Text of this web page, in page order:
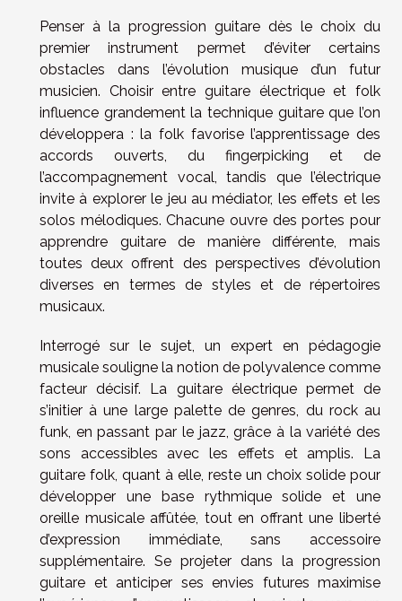
Penser à la progression guitare dès le choix du
premier instrument permet d’éviter certains
obstacles dans l’évolution musique d’un futur
musicien. Choisir entre guitare électrique et folk
influence grandement la technique guitare que l’on
développera : la folk favorise l’apprentissage des
accords ouverts, du fingerpicking et de
l’accompagnement vocal, tandis que l’électrique
invite à explorer le jeu au médiator, les effets et les
solos mélodiques. Chacune ouvre des portes pour
apprendre guitare de manière différente, mais
toutes deux offrent des perspectives d’évolution
diverses en termes de styles et de répertoires
musicaux.
Interrogé sur le sujet, un expert en pédagogie
musicale souligne la notion de polyvalence comme
facteur décisif. La guitare électrique permet de
s’initier à une large palette de genres, du rock au
funk, en passant par le jazz, grâce à la variété des
sons accessibles avec les effets et amplis. La
guitare folk, quant à elle, reste un choix solide pour
développer une base rythmique solide et une
oreille musicale affûtée, tout en offrant une liberté
d’expression immédiate, sans accessoire
supplémentaire. Se projeter dans la progression
guitare et anticiper ses envies futures maximise